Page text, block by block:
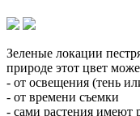
Зеленые локации
природе этот цвет
- от освещения (тень
- от времени съемки
- сами растения имеют